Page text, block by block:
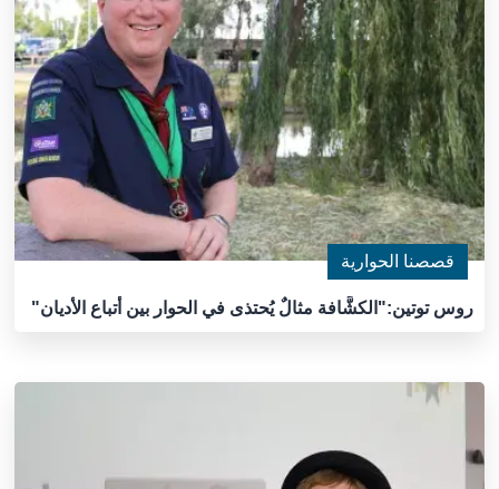
قصصنا الحوارية
روس توتين:"الكشَّافة مثالٌ يُحتذى في الحوار بين أتباع الأديان"